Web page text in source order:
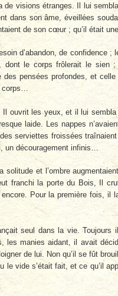
de visions étranges. Il lui
dans son âme, éveillées
de son cœur ; qu’il était
d’abandon, de confidence
dont le corps frôlerait le
pensées profondes, et
corps…
ouvrit les yeux, et il lui sembla
laide. Les nappes
serviettes froissées
un découragement infinis…
solitude et l’ombre
franchi la porte du Bois, Il
Pour la première fois, il
seul dans la vie.
les manies aidant, il avait
de lui. Non qu’il se fût
vide s’était fait, et ce qu’il